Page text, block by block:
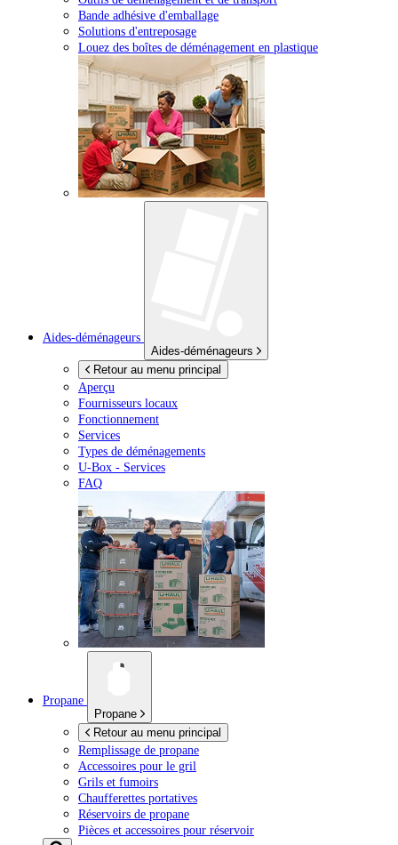
Bande adhésive d'emballage
Solutions d'entreposage
Louez des boîtes de déménagement en plastique
Aides-déménageurs
Aides-déménageurs
Retour au menu principal
Aperçu
Fournisseurs locaux
Fonctionnement
Services
Types de déménagements
U-Box - Services
FAQ
Propane
Propane
Retour au menu principal
Remplissage de propane
Accessoires pour le gril
Grils et fumoirs
Chaufferettes portatives
Réservoirs de propane
Pièces et accessoires pour réservoir